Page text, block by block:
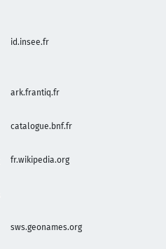
id.insee.fr
ark.frantiq.fr
catalogue.bnf.fr
fr.wikipedia.org
sws.geonames.org